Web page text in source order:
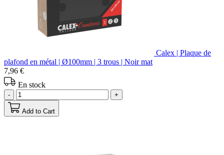
Calex | Plaque de
plafond en métal | Ø100mm | 3 trous | Noir mat
7,96 €
En stock
- +
Add to Cart